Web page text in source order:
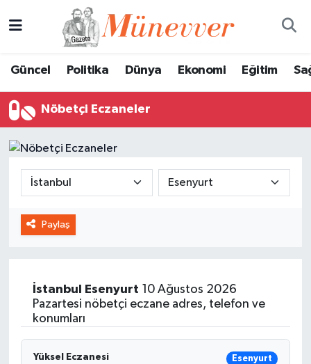
Güncel Politika Dünya Ekonomi Eğitim
Nöbetçi Eczaneler
Paylaş
İstanbul Esenyurt 10 Ağustos 2026
Pazartesi nöbetçi eczane adres, telefon ve
konumları
Yüksel Eczanesi Esenyurt
Eğitim
Sağlık
Spor
Tüm Manşetler
Son Dakika Haberleri